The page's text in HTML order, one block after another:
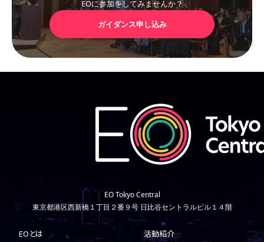
EOに参加をしてみませんか？
ガイダンス申し込み
EO Tokyo Central
東京都港区西新橋１丁目２番９号 日比谷セントラルビル１４階
EOとは
活動紹介